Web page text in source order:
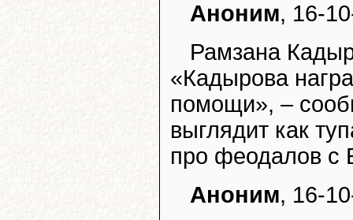
Аноним, 16-
Рамзана
«Кадырова
помощи», –
выглядит как
про феодалов с
Аноним, 16-